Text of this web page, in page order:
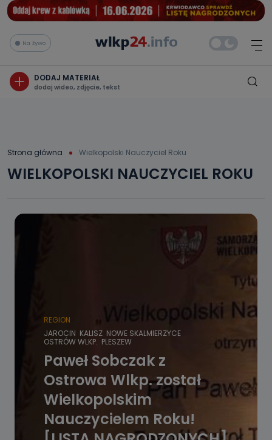
Na żywo
DODAJ MATERIAŁ
dodaj wideo, zdjęcie, tekst
Strona główna Wielkopolski Nauczyciel Roku
WIELKOPOLSKI NAUCZYCIEL ROKU
REGION
JAROCIN KALISZ NOWE SKALMIERZYCE
OSTRÓW WLKP. PLESZEW
Paweł Sobczak z
Ostrowa Wlkp. został
Wielkopolskim
Nauczycielem Roku!